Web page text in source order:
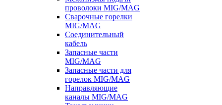
проволоки MIG/MAG
Сварочные горелки
MIG/MAG
Соединительный
кабель
Запасные части
MIG/MAG
Запасные части для
горелок MIG/MAG
Направляющие
каналы MIG/MAG